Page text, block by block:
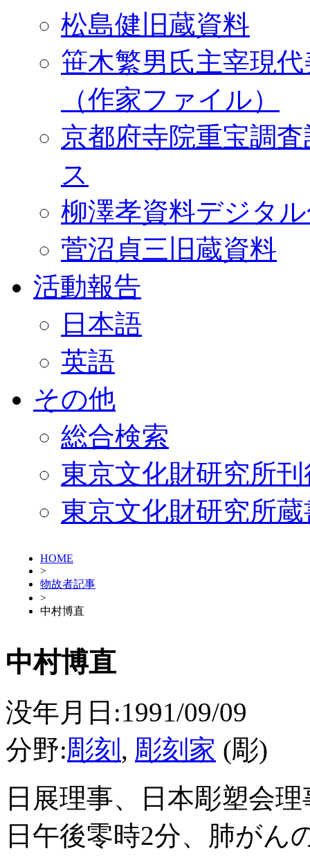
松島健旧蔵資料
笹木繁男氏主宰現
（作家ファイル）
京都府寺院重宝調
ス
柳澤孝資料デジタ
菅沼貞三旧蔵資料
活動報告
日本語
英語
その他
総合検索
東京文化財研究所
東京文化財研究所
HOME
>
物故者記事
>
中村博直
中村博直
没年月日:1991/09/09
分野:彫刻 , 彫刻家 (彫)
日展理事、日本彫塑会
日午後零時2分、肺がん